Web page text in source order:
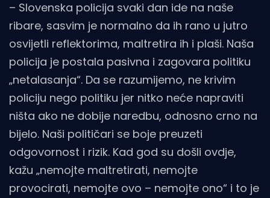
– Slovenska policija svaki dan ide na naše
ribare, sasvim je normalno da ih rano u jutro
osvijetli reflektorima, maltretira ih i plaši. Naša
policija je postala pasivna i zagovara politiku
„netalasanja“. Da se razumijemo, ne krivim
policiju nego politiku jer nitko neće napraviti
ništa ako ne dobije naredbu, odnosno crno na
bijelo. Naši političari se boje preuzeti
odgovornost i rizik. Kad god su došli ovdje,
kažu „nemojte maltretirati, nemojte
provocirati, nemojte ovo – nemojte ono“ i to je